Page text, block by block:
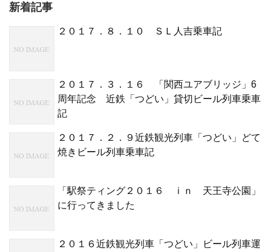
新着記事
２０１７．８．１０ ＳＬ人吉乗車記
２０１７．３．１６ 「関西ユアブリッジ」6
周年記念 近鉄「つどい」貸切ビール列車乗車
記
２０１７．２．９近鉄観光列車「つどい」どて
焼きビール列車乗車記
「駅祭ティング２０１６ ｉｎ 天王寺公園」
に行ってきました
２０１６近鉄観光列車「つどい」ビール列車運